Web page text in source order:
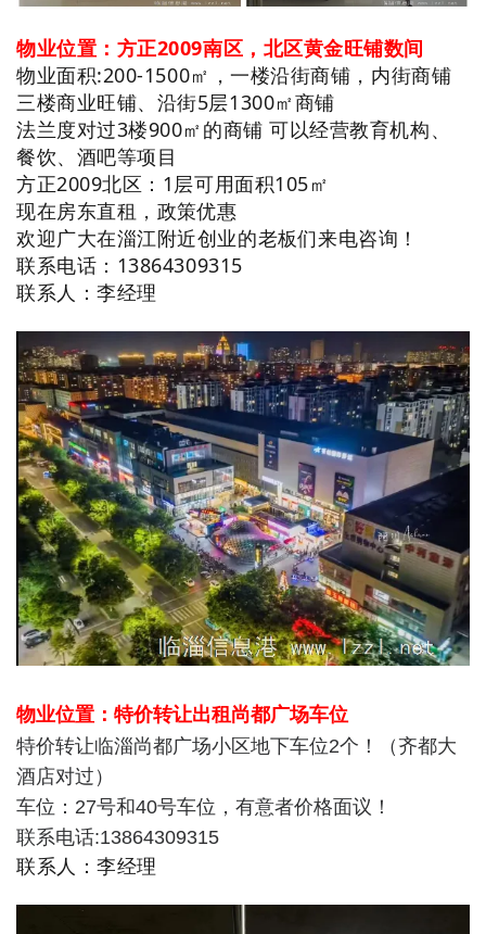
物业位置：方正2009南区，北区黄金旺铺数间
物业面积:200-1500㎡，一楼沿街商铺，内街商铺
三楼商业旺铺、沿街5层1300㎡商铺
法兰度对过3楼900㎡的商铺 可以经营教育机构、
餐饮、酒吧等项目
方正2009北区：1层可用面积105㎡
现在房东直租，政策优惠
欢迎广大在淄江附近创业的老板们来电咨询！
联系电话：13864309315
联系人：李经理
物业位置：特价转让出租尚都广场车位
特价转让临淄尚都广场小区地下车位2个！（齐都大
酒店对过）
车位：27号和40号车位，有意者价格面议！
联系电话:13864309315
联系人：李经理